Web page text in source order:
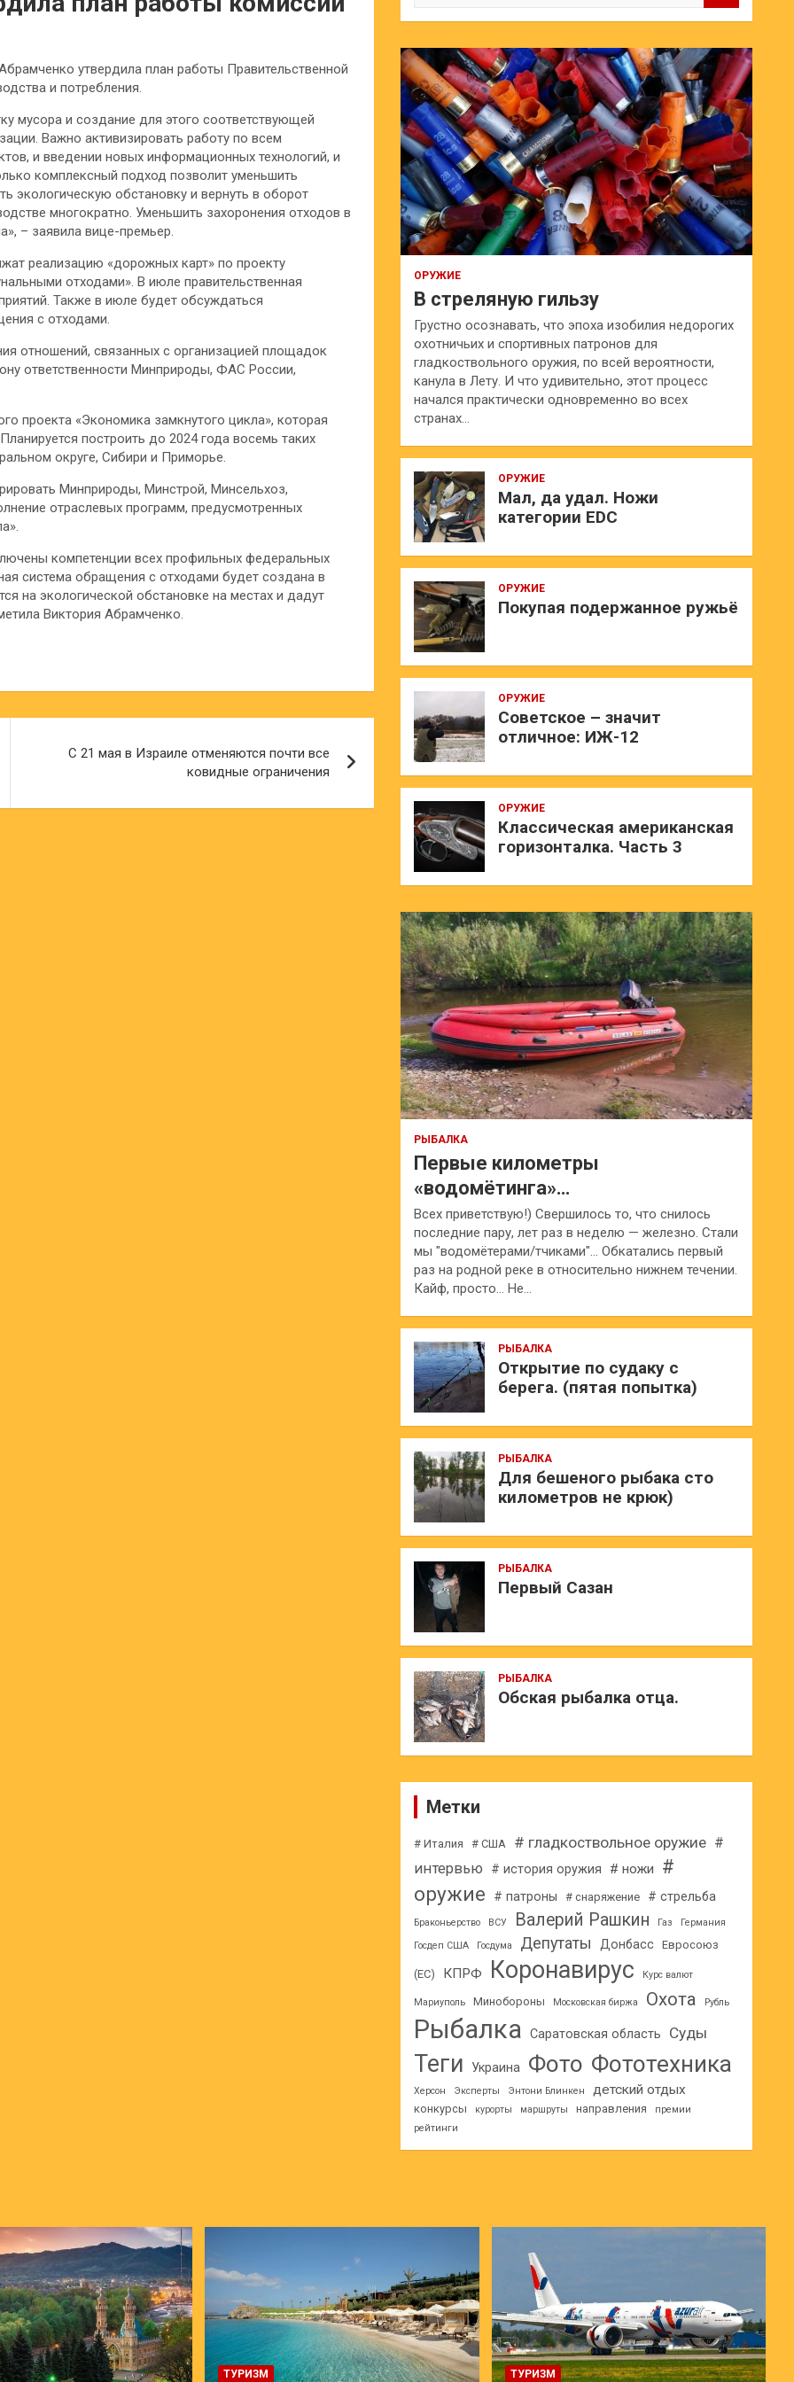
утвердила план работы Правительственной
и потребления.
мусора и создание для этого соответствующей
Важно активизировать работу по всем
и введении новых информационных технологий, и
комплексный подход позволит уменьшить
экологическую обстановку и вернуть в оборот
многократно. Уменьшить захоронения отходов в
– заявила вице-премьер.
реализацию «дорожных карт» по проекту
отходами». В июле правительственная
Также в июле будет обсуждаться
с отходами.
отношений, связанных с организацией площадок
ответственности Минприроды, ФАС России,
проекта «Экономика замкнутого цикла», которая
построить до 2024 года восемь таких
округе, Сибири и Приморье.
Минприроды, Минстрой, Минсельхоз,
отраслевых программ, предусмотренных
компетенции всех профильных федеральных
система обращения с отходами будет создана в
на экологической обстановке на местах и дадут
Виктория Абрамченко.
С 21 мая в Израиле отменяются почти все
ковидные ограничения
к
ОРУЖИЕ
В стреляную гильзу
Грустно осознавать, что эпоха изобилия недорогих
охотничьих и спортивных патронов для
гладкоствольного оружия, по всей вероятности,
канула в Лету. И что удивительно, этот процесс
начался практически одновременно во всех
странах…
ОРУЖИЕ
Мал, да удал. Ножи
категории EDC
ОРУЖИЕ
Покупая подержанное ружьё
ОРУЖИЕ
Советское – значит
отличное: ИЖ-12
ОРУЖИЕ
Классическая американская
горизонталка. Часть 3
РЫБАЛКА
Первые километры
«водомётинга»…
Всех приветствую!) Свершилось то, что снилось
последние пару, лет раз в неделю — железно. Стали
мы "водомётерами/тчиками"… Обкатались первый
раз на родной реке в относительно нижнем течении.
Кайф, просто… Не…
РЫБАЛКА
Открытие по судаку с
берега. (пятая попытка)
РЫБАЛКА
Для бешеного рыбака сто
километров не крюк)
РЫБАЛКА
Первый Сазан
РЫБАЛКА
Обская рыбалка отца.
Метки
# Италия # США # гладкоствольное оружие #
интервью
# история оружия # ножи
#
оружие
# патроны # снаряжение # стрельба
Браконьерство ВСУ Валерий Рашкин Газ
Германия
Госдеп США
Госдума Депутаты Донбасс Евросоюз
(ЕС) КПРФ Коронавирус Курс валют
Мариуполь Минобороны Московская биржа Охота Рубль
Рыбалка Саратовская область Суды
Теги Украина Фото Фототехника
Херсон Эксперты Энтони Блинкен детский отдых
конкурсы курорты маршруты направления
премии
рейтинги
ТУРИЗМ ТУРИЗМ